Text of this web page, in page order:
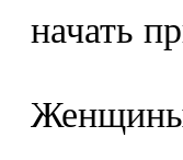
начать
Женщины